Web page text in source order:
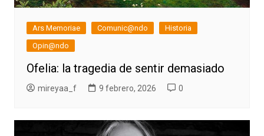
Ars Memoriae Comunic@ndo
Historia
Opin@ndo
Ofelia: la tragedia de sentir demasiado
mireyaa_f 9 febrero, 2026 0